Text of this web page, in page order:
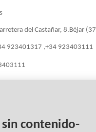
del Castañar, 8.Béjar
923401317 ,+34 923403111
contenido-